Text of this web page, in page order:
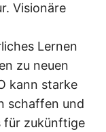
Visionäre
Lernen
zu neuen
kann starke
schaffen und
für zukünftige